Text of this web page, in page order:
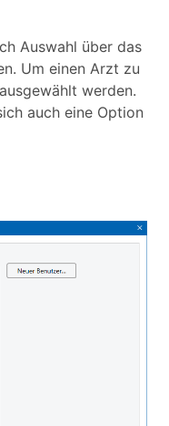
Auswahl über das
Um einen Arzt zu
werden.
auch eine Option